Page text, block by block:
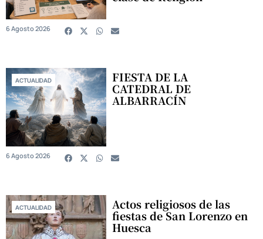
6 Agosto 2026
ACTUALIDAD FIESTA DE LA
CATEDRAL DE
ALBARRACÍN
6 Agosto 2026
ACTUALIDAD Actos religiosos de las
fiestas de San Lorenzo en
Huesca